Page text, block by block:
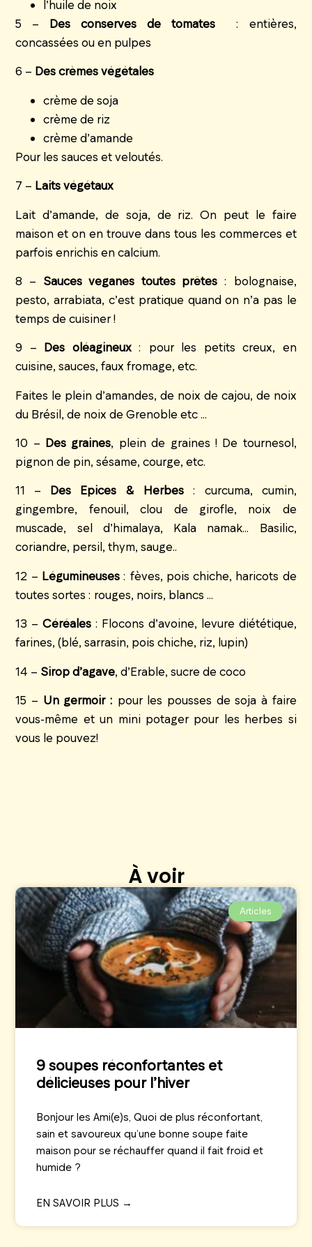
l’huile de noix
5 – Des conserves de tomates: entières,
concassées ou en pulpes
6 – Des crèmes végétales
crème de soja
crème de riz
crème d’amande
Pour les sauces et veloutés.
7 – Laits végétaux
Lait d’amande, de soja, de riz. On peut le faire
maison et on en trouve dans tous les commerces et
parfois enrichis en calcium.
8 – Sauces veganes toutes prêtes : bolognaise,
pesto, arrabiata, c’est pratique quand on n’a pas le
temps de cuisiner !
9 – Des oléagineux: pour les petits creux, en
cuisine, sauces, faux fromage, etc.
Faites le plein d’amandes, de noix de cajou, de noix
du Brésil, de noix de Grenoble etc …
10 – Des graines, plein de graines ! De tournesol,
pignon de pin, sésame, courge, etc.
11 – Des Epices & Herbes: curcuma, cumin,
gingembre, fenouil, clou de girofle, noix de
muscade, sel d’himalaya, Kala namak… Basilic,
coriandre, persil, thym, sauge..
12 – Légumineuses: fèves, pois chiche, haricots de
toutes sortes : rouges, noirs, blancs …
13 – Céréales: Flocons d’avoine, levure diététique,
farines, (blé, sarrasin, pois chiche, riz, lupin)
14 – Sirop d’agave , d’Erable, sucre de coco
15 – Un germoir : pour les pousses de soja à faire
vous-même et un mini potager pour les herbes si
vous le pouvez!
À voir
Articles
9 soupes réconfortantes et
délicieuses pour l’hiver
Bonjour les Ami(e)s, Quoi de plus réconfortant,
sain et savoureux qu’une bonne soupe faite
maison pour se réchauffer quand il fait froid et
humide ?
EN SAVOIR PLUS →